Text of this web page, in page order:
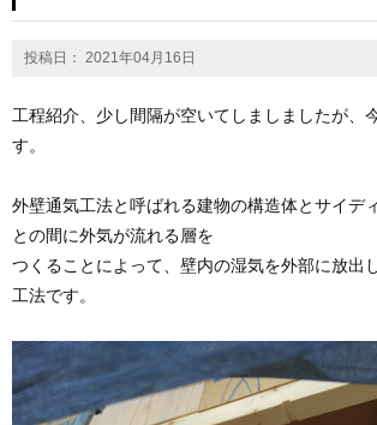
投稿日： 2021年04月16日
工程紹介、少し間隔が空いてしましましたが、
す。
外壁通気工法と呼ばれる建物の構造体とサイデ
との間に外気が流れる層を
つくることによって、壁内の湿気を外部に放出
工法です。